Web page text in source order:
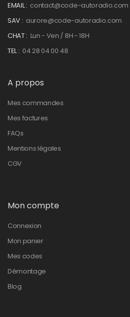
EMAIL : contact@code-autoradio.com
SAV : aurore@code-autoradio.com
CHAT : Lun - Ven / 8H - 18H
TEL : 04 28 04 00 48
A propos
Mes commandes
Mes factures
FAQs
Mentions légales
CGV
Mon compte
Connexion
Mon panier
Mes codes
Démontage
Blog